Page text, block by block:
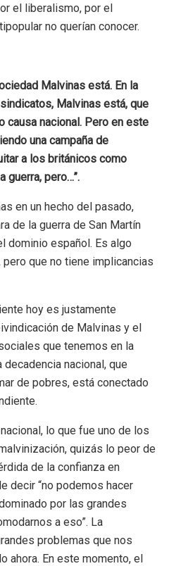
el liberalismo, por el
no querían conocer.
Malvinas está. En la
Malvinas está, que
causa nacional. Pero en este
una campaña de
a los británicos como
guerra, pero…”.
en un hecho del pasado,
de la guerra de San Martín
dominio español. Es algo
que no tiene implicancias
hoy es justamente
de Malvinas y el
que tenemos en la
nacional, que
de pobres, está conectado
lo que fue uno de los
quizás lo peor de
de la confianza en
decir “no podemos hacer
por las grandes
a eso”. La
problemas que nos
ahora. En este momento, el